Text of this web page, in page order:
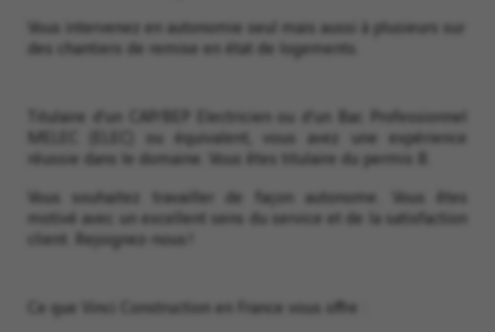
Vous intervenez en autonomie seul mais aussi à plusieurs sur
des chantiers de remise en état de logements.
Titulaire d’un CAP/BEP Electricien ou d’un Bac Professionnel
MELEC (ELEC) ou équivalent, vous avez une expérience
réussie dans le domaine. Vous êtes titulaire du permis B.
Vous souhaitez travailler de façon autonome. Vous êtes
motivé avec un excellent sens du service et de la satisfaction
client. Rejoignez-nous !
Ce que Vinci Construction en France vous offre :